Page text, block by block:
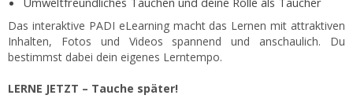
Das interaktive PADI eLearning macht das Lernen mit attraktiven
Inhalten, Fotos und Videos spannend und anschaulich. Du
bestimmst dabei dein eigenes Lerntempo.
LERNE JETZT – Tauche später!